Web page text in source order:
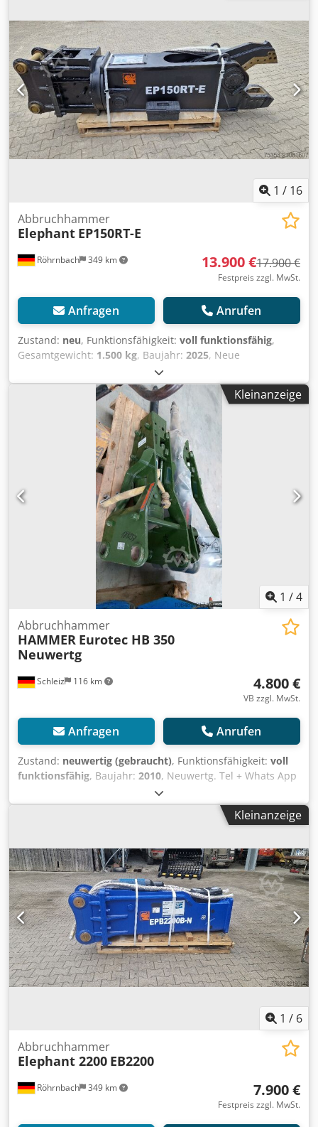
port of Antwerp. Opening hours: Monday till Friday
continuously from 8.30 am to 19.00 pm.
1 / 16
Röhrnbach 349 km
Abbruchhammer
Elephant EP150RT-E
13.900 €17.900 €
Festpreis zzgl. MwSt.
Anfragen Anrufen
Zustand: neu, Funktionsfähigkeit: voll funktionsfähig,
Gesamtgewicht: 1.500 kg, Baujahr: 2025, Neue
Schrottschere für Bagger ab 14 to , 360 Grad drehbar,
Zubehör , Hardox, CE-Maschine Csdoydnuijpfx Aqwerf
Kleinanzeige
1 /4
Schleiz 116 km
Abbruchhammer
HAMMER Eurotec HB 350
Neuwertg
4.800 €
VB zzgl. MwSt.
Anfragen Anrufen
Zustand: neuwertig (gebraucht), Funktionsfähigkeit: voll
funktionsfähig, Baujahr: 2010, Neuwertg. Tel + Whats App
00491728909019. 07907 Schleiz - Industriestr.28 -
Deutschland Crjdjy D Ah Eopfx Aqwjf
Kleinanzeige
1 / 6
Röhrnbach 349 km
Abbruchhammer
Elephant 2200 EB2200
7.900 €
Festpreis zzgl. MwSt.